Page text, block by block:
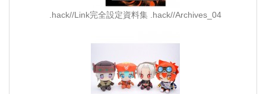
.hack//Link完全設定資料集 .hack//Archives_04